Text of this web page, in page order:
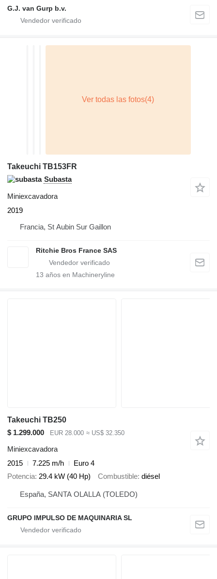
G.J. van Gurp b.v.
Takeuchi TB153FR
Subasta
Miniexcavadora
2019
Francia, St Aubin Sur Gaillon
Ritchie Bros France SAS
13 años en Machineryline
Takeuchi TB250
$ 1.299.000
EUR 28.000 ≈ US$ 32.350
Miniexcavadora
2015
7.225 m/h
Euro 4
Potencia 29.4 kW (40 Hp) Combustible diésel
España, SANTA OLALLA (TOLEDO)
GRUPO IMPULSO DE MAQUINARIA SL